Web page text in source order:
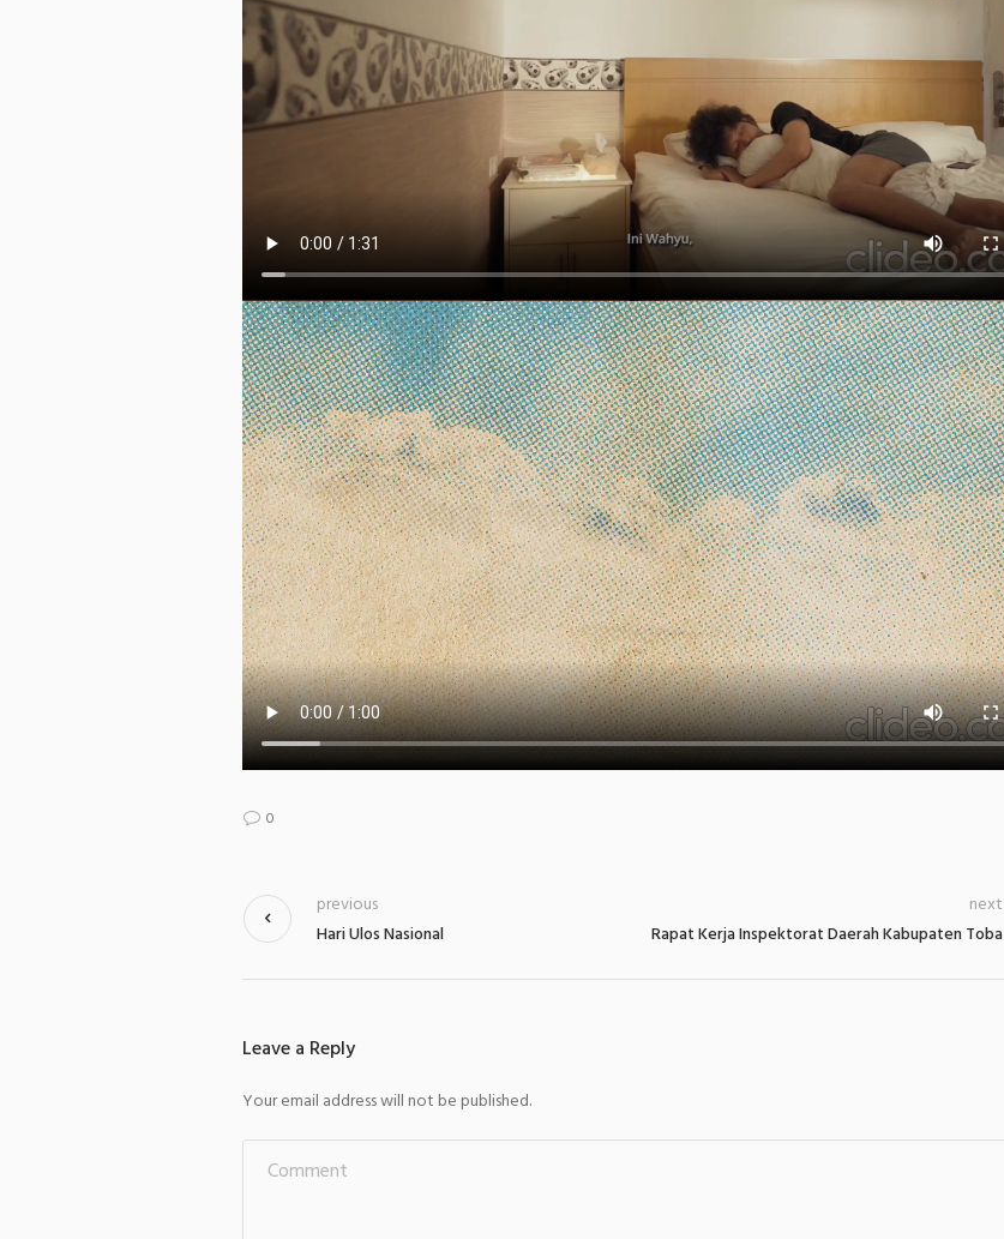
0
Hari Ulos Nasional
previous
Rapat Kerja Inspektorat Daerah Kabupaten Toba
next
Leave a Reply
Your email address will not be published.